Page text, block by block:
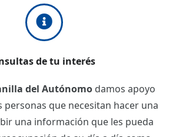
de tu interés
del Autónomodamos apoyo
personas que necesitan hacer una
una información que les pueda